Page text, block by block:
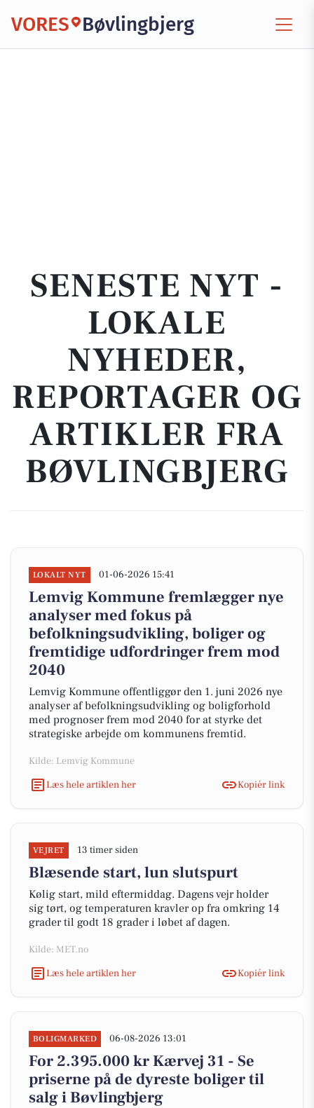
VORES Bøvlingbjerg
SENESTE NYT -
LOKALE
NYHEDER,
REPORTAGER OG
ARTIKLER FRA
BØVLINGBJERG
LOKALT NYT 01-06-2026 15:41
Lemvig Kommune fremlægger nye
analyser med fokus på
befolkningsudvikling, boliger og
fremtidige udfordringer frem mod
2040
Lemvig Kommune offentliggør den 1. juni 2026 nye
analyser af befolkningsudvikling og boligforhold
med prognoser frem mod 2040 for at styrke det
strategiske arbejde om kommunens fremtid.
Kilde: Lemvig Kommune
Læs hele artiklen her
Kopiér link
VEJRET 13 timer siden
Blæsende start, lun slutspurt
Kølig start, mild eftermiddag. Dagens vejr holder
sig tørt, og temperaturen kravler op fra omkring 14
grader til godt 18 grader i løbet af dagen.
Kilde: MET.no
Læs hele artiklen her
Kopiér link
BOLIGMARKED 06-08-2026 13:01
For 2.395.000 kr Kærvej 31 - Se
priserne på de dyreste boliger til
salg i Bøvlingbjerg